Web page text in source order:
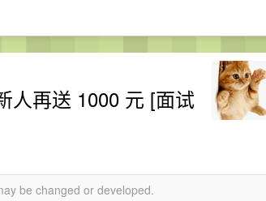
人再送 1000 元 [面试
be changed or developed.